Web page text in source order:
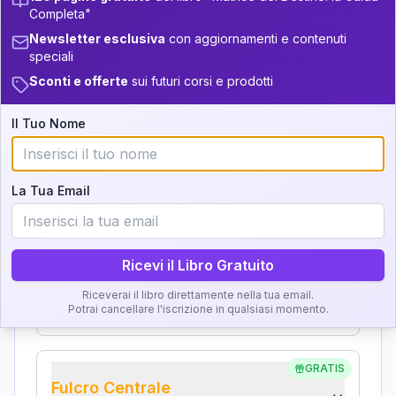
17.5-18.5 +6 17
36-37.5
Analisi, Significato e
Interpretazione
Clicca su ogni zona per leggere la definizione e
Zona del Ritratto
Importanza:
Karma Genitore-Figlio
Importanza:
GRATIS
Fulcro Centrale
Completa"
Newsletter esclusiva con aggiornamenti e contenuti
speciali
Sconti e offerte sui futuri corsi e prodotti
Il Tuo Nome
La Tua Email
Ricevi il Libro Gratuito
Riceverai il libro direttamente nella tua email.
Potrai cancellare l'iscrizione in qualsiasi momento.